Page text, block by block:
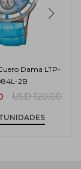
Dama LTP-
2B
USD 120,00